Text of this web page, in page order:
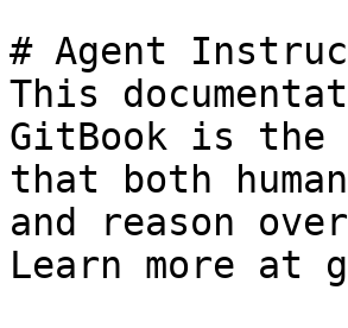
# Agent
This
GitBook is the
that both
and reason
Learn more at